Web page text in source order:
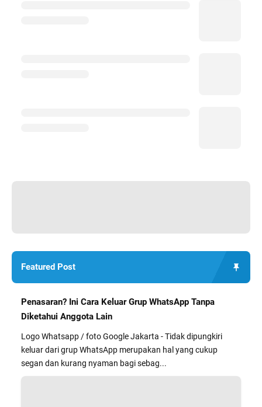
Featured Post
Penasaran? Ini Cara Keluar Grup WhatsApp Tanpa
Diketahui Anggota Lain
Logo Whatsapp / foto Google Jakarta - Tidak dipungkiri
keluar dari grup WhatsApp merupakan hal yang cukup
segan dan kurang nyaman bagi sebag...